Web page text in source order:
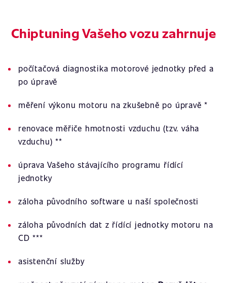
Chiptuning Vašeho vozu zahrnuje
počítačová diagnostika motorové jednotky před a
po úpravě
měření výkonu motoru na zkušebně po úpravě *
renovace měřiče hmotnosti vzduchu (tzv. váha
vzduchu) **
úprava Vašeho stávajícího programu řídící
jednotky
záloha původního software u naší společnosti
záloha původních dat z řídící jednotky motoru na
CD ***
asistenční služby